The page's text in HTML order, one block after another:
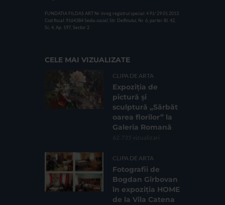
FUNDATIA FILDAS ART Nr inreg registrul special: 4 PJ/ 29.01.2013
Cod fiscal: 9164384 Sediu social: Str. Delfinului, Nr. 6, parter Bl. 42,
Sc. 4, Ap. 197, Sector 2
CELE MAI VIZUALIZATE
CLIPA DE ARTA
Expoziția de
pictură și
sculptură „Sărbăt
oarea florilor” la
Galeria Romană
62.735 vizualizari
CLIPA DE ARTA
Fotografii de
Bogdan Gîrbovan
în expoziția HOME
de la Vila Catena